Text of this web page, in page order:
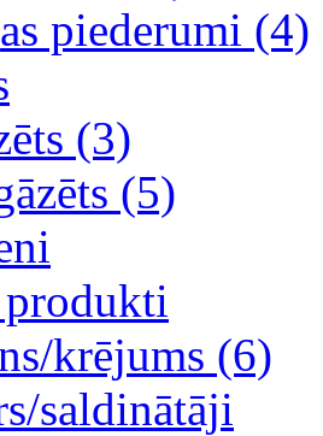
piederumi (4)
(3)
(5)
produkti
krējums (6)
saldinātāji